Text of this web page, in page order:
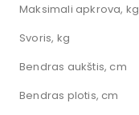
Maksimali apkrova, kg
Svoris, kg
Bendras aukštis, cm
Bendras plotis, cm